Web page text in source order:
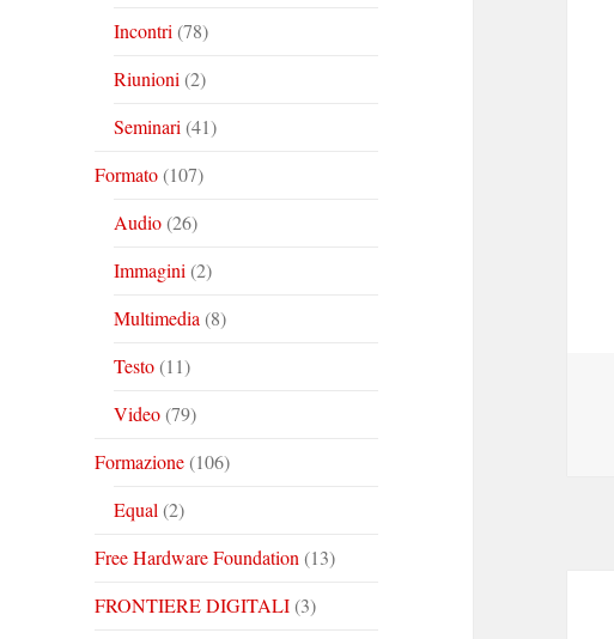
Incontri (78)
Riunioni (2)
Seminari (41)
Formato(107)
Audio(26)
Immagini (2)
Multimedia (8)
Testo(11)
Video(79)
Formazione(106)
Equal (2)
Free Hardware Foundation (13)
FRONTIERE DIGITALI(3)